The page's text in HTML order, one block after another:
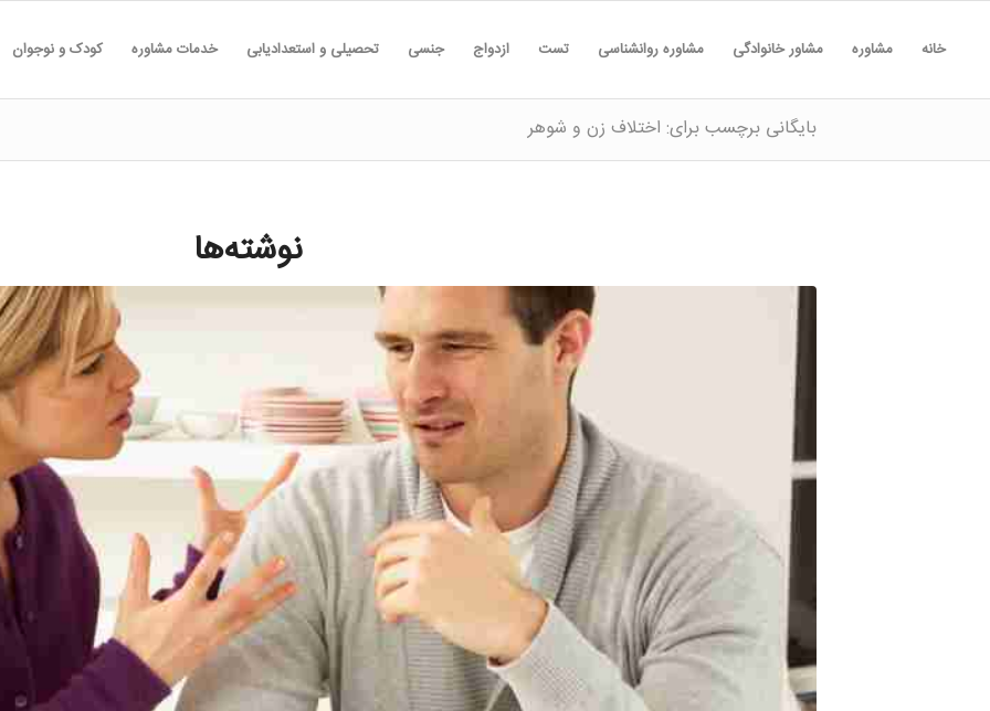
خانه مشاوره مشاور خانوادگی مشاوره روانشناسی تست ازدواج جنسی تحصیلی و استعدادیابی خدمات مشاوره کودک و نوجوان
بایگانی برچسب برای: اختلاف زن و شوهر
نوشته‌ها